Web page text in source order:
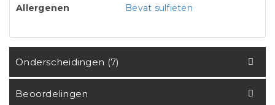
Allergenen
Bevat sulfieten
Onderscheidingen (7)
Beoordelingen